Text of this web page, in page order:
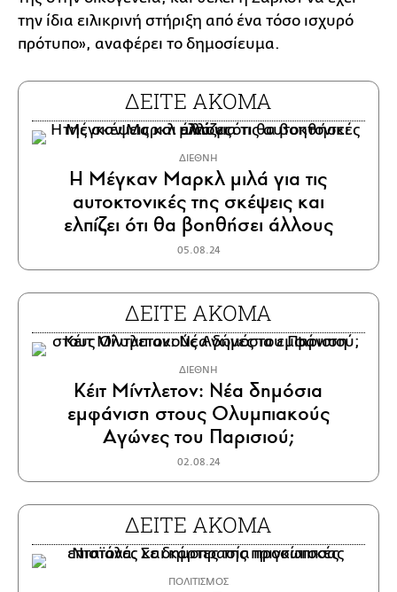
την ίδια ειλικρινή στήριξη από ένα τόσο ισχυρό
πρότυπο», αναφέρει το δημοσίευμα.
ΔΕΙΤΕ ΑΚΟΜΑ
ΔΙΕΘΝΗ
Η Μέγκαν Μαρκλ μιλά για τις
αυτοκτονικές της σκέψεις και
ελπίζει ότι θα βοηθήσει άλλους
05.08.24
ΔΕΙΤΕ ΑΚΟΜΑ
ΔΙΕΘΝΗ
Κέιτ Μίντλετον: Νέα δημόσια
εμφάνιση στους Ολυμπιακούς
Αγώνες του Παρισιού;
02.08.24
ΔΕΙΤΕ ΑΚΟΜΑ
ΠΟΛΙΤΙΣΜΟΣ